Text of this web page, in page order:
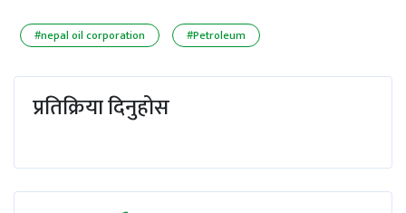
#nepal oil corporation #Petroleum
प्रतिक्रिया दिनुहोस